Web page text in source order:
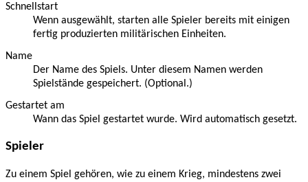
Schnellstart
Wenn ausgewählt, starten alle Spieler bereits mit einigen
fertig produzierten militärischen Einheiten.
Name
Der Name des Spiels. Unter diesem Namen werden
Spielstände gespeichert. (Optional.)
Gestartet am
Wann das Spiel gestartet wurde. Wird automatisch gesetzt.
Spieler
Zu einem Spiel gehören, wie zu einem Krieg, mindestens zwei